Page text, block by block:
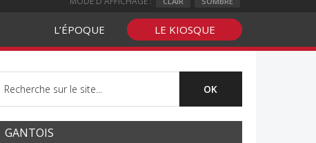
L’ÉPOQUE LE KIOSQUE
GANTOIS